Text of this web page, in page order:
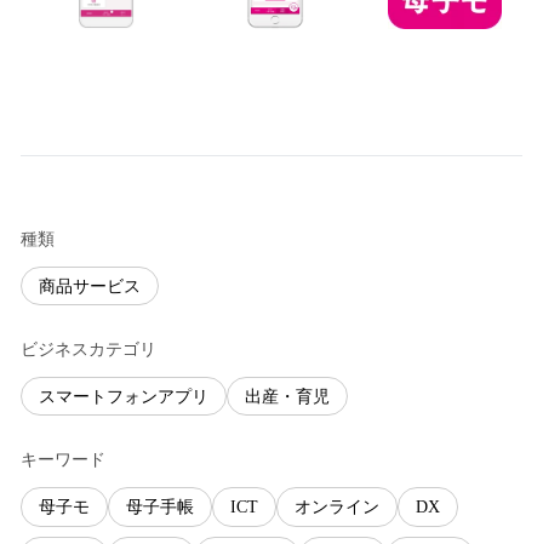
種類
商品サービス
ビジネスカテゴリ
スマートフォンアプリ 出産・育児
キーワード
母子モ 母子手帳 ICT オンライン DX